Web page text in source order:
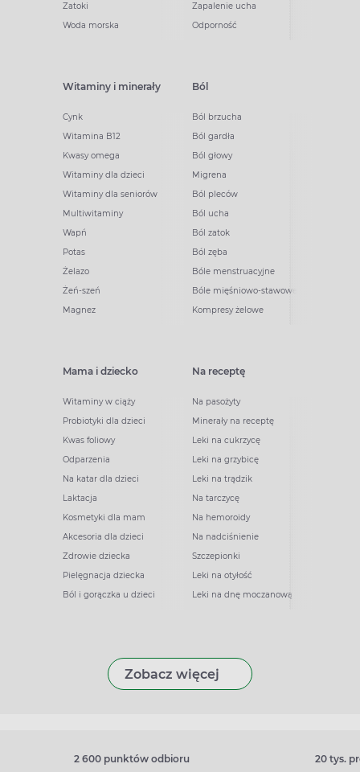
Zatoki
Woda morska
Zapalenie ucha
Odporność
Witaminy i minerały
Cynk
Witamina B12
Kwasy omega
Witaminy dla dzieci
Witaminy dla seniorów
Multiwitaminy
Wapń
Potas
Żelazo
Żeń-szeń
Magnez
Ból
Ból brzucha
Ból gardła
Ból głowy
Migrena
Ból pleców
Ból ucha
Ból zatok
Ból zęba
Bóle menstruacyjne
Bóle mięśniowo-stawowe
Kompresy żelowe
Mama i dziecko
Witaminy w ciąży
Probiotyki dla dzieci
Kwas foliowy
Odparzenia
Na katar dla dzieci
Laktacja
Kosmetyki dla mam
Akcesoria dla dzieci
Zdrowie dziecka
Pielęgnacja dziecka
Ból i gorączka u dzieci
Na receptę
Na pasożyty
Minerały na receptę
Leki na cukrzycę
Leki na grzybicę
Leki na trądzik
Na tarczycę
Na hemoroidy
Na nadciśnienie
Szczepionki
Leki na otyłość
Leki na dnę moczanową
Zobacz więcej
2 600 punktów odbioru 20 tys.